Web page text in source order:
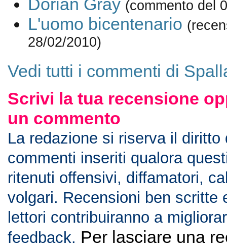
Dorian Gray (commento del
L'uomo bicentenario
28/02/2010)
Vedi tutti i commenti di
Scrivi la tua recensione
un commento
La redazione si riserva il diritto
commenti inseriti qualora
ritenuti offensivi, diffamatori,
volgari. Recensioni ben scritte
lettori contribuiranno a
feedback. Per lasciare una